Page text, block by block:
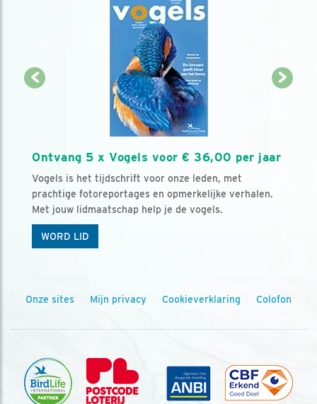
Ontvang 5 x Vogels voor € 36,00 per jaar
Vogels is het tijdschrift voor onze leden, met
prachtige fotoreportages en opmerkelijke verhalen.
Met jouw lidmaatschap help je de vogels.
WORD LID
Onze sites Mijn privacy Cookieverklaring Colofon